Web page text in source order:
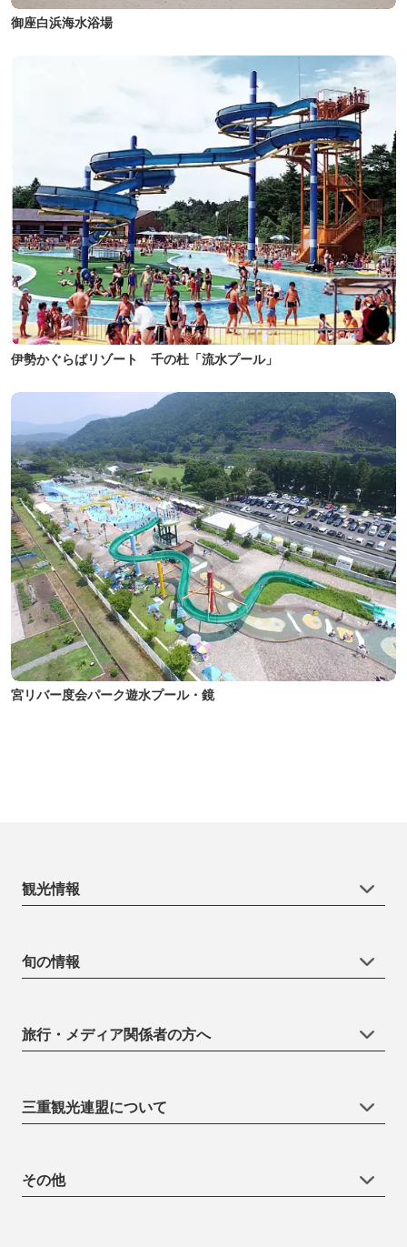
御座白浜海水浴場
伊勢かぐらばリゾート 千の杜「流水プール」
宮リバー度会パーク遊水プール・鏡
観光情報
旬の情報
旅行・メディア関係者の方へ
三重観光連盟について
その他